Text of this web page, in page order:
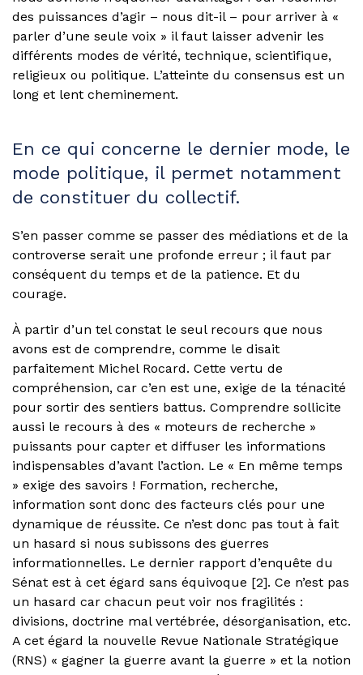
des puissances d’agir – nous dit-il – pour arriver à «
parler d’une seule voix » il faut laisser advenir les
différents modes de vérité, technique, scientifique,
religieux ou politique. L’atteinte du consensus est un
long et lent cheminement.
En ce qui concerne le dernier mode, le
mode politique, il permet notamment
de constituer du collectif.
S’en passer comme se passer des médiations et de la
controverse serait une profonde erreur ; il faut par
conséquent du temps et de la patience. Et du
courage.
À partir d’un tel constat le seul recours que nous
avons est de comprendre, comme le disait
parfaitement Michel Rocard. Cette vertu de
compréhension, car c’en est une, exige de la ténacité
pour sortir des sentiers battus. Comprendre sollicite
aussi le recours à des « moteurs de recherche »
puissants pour capter et diffuser les informations
indispensables d’avant l’action. Le « En même temps
» exige des savoirs ! Formation, recherche,
information sont donc des facteurs clés pour une
dynamique de réussite. Ce n’est donc pas tout à fait
un hasard si nous subissons des guerres
informationnelles. Le dernier rapport d’enquête du
Sénat est à cet égard sans équivoque [2]. Ce n’est pas
un hasard car chacun peut voir nos fragilités :
divisions, doctrine mal vertébrée, désorganisation, etc.
A cet égard la nouvelle Revue Nationale Stratégique
(RNS) « gagner la guerre avant la guerre » et la notion